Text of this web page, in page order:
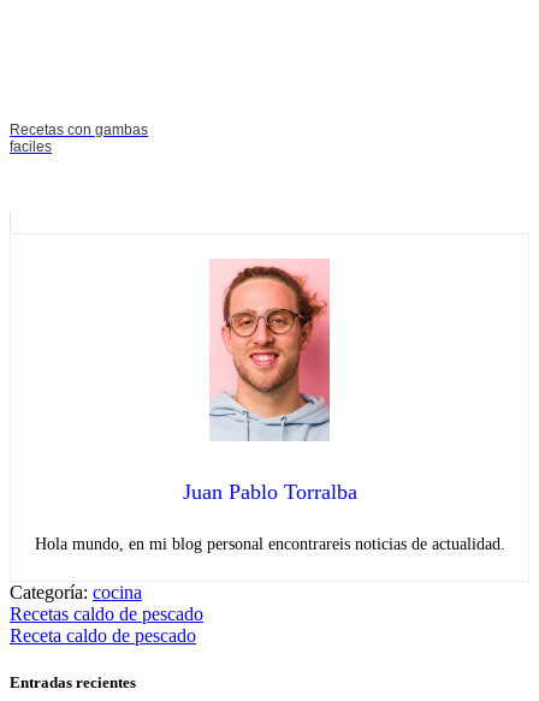
Recetas con gambas
faciles
Juan Pablo Torralba
Hola mundo, en mi blog personal encontrareis noticias de actualidad.
Categoría: cocina
Navegación
de
entradas
Entrada
anterior:
Recetas caldo de pescado
Entrada
Receta caldo de pescado
Entradas recientes